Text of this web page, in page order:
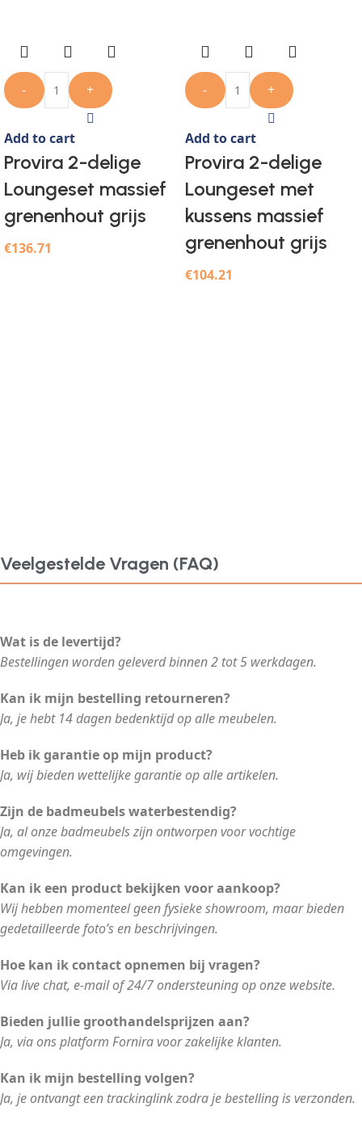
- +
Add to cart
Provira 2-delige
Loungeset massief
grenenhout grijs
€136.71
- +
Add to cart
Provira 2-delige
Loungeset met
kussens massief
grenenhout grijs
€104.21
Veelgestelde Vragen (FAQ)
Wat is de levertijd?
Bestellingen worden geleverd binnen 2 tot 5 werkdagen.
Kan ik mijn bestelling retourneren?
Ja, je hebt 14 dagen bedenktijd op alle meubelen.
Heb ik garantie op mijn product?
Ja, wij bieden wettelijke garantie op alle artikelen.
Zijn de badmeubels waterbestendig?
Ja, al onze badmeubels zijn ontworpen voor vochtige
omgevingen.
Kan ik een product bekijken voor aankoop?
Wij hebben momenteel geen fysieke showroom, maar bieden
gedetailleerde foto’s en beschrijvingen.
Hoe kan ik contact opnemen bij vragen?
Via live chat, e-mail of 24/7 ondersteuning op onze website.
Bieden jullie groothandelsprijzen aan?
Ja, via ons platform Fornira voor zakelijke klanten.
Kan ik mijn bestelling volgen?
Ja, je ontvangt een trackinglink zodra je bestelling is verzonden.